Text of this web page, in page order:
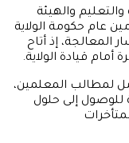
والهيئة
عام حكومة الولاية
إذ أتاح
قيادة الولاية.
لمطالب المعلمين،
للوصول إلى حلول